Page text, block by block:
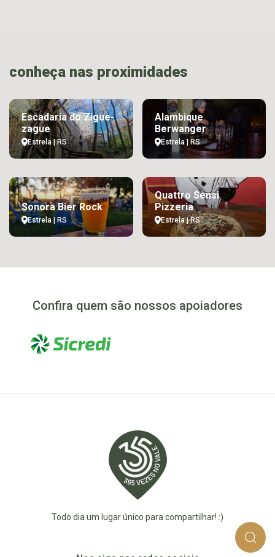
conheça nas proximidades
Escadaria do Zigue-
zague
Estrela | RS
Alambique
Berwanger
Estrela | RS
Sonora Bier Rock
Estrela | RS
Quattro Sensi
Pizzeria
Estrela | RS
Confira quem são nossos apoiadores
Todo dia um lugar único para compartilhar! :)